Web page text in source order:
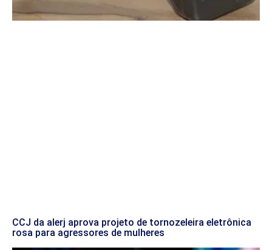
CCJ da alerj aprova projeto de tornozeleira eletrônica
rosa para agressores de mulheres